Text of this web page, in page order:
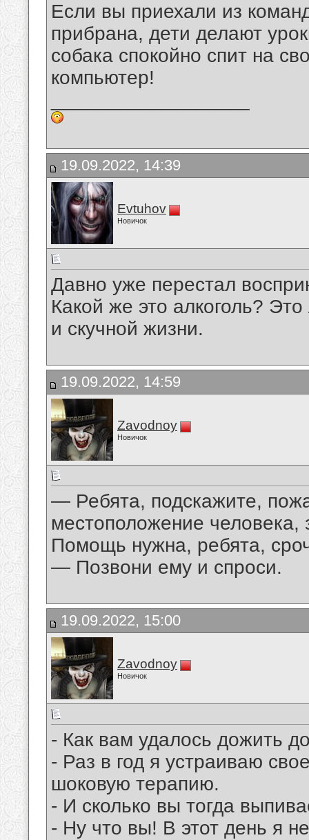
Если вы приехали из
прибрана, дети делают
собака спокойно спит на
компьютер!
19.09.2022, 14:39
Evtuhov
Новичок
Давно уже перестал
Какой же это алкоголь?
и скучной жизни.
19.09.2022, 14:59
Zavodnoy
Новичок
— Ребята, подскажите,
местоположение
Помощь нужна, ребята,
— Позвони ему и спроси.
19.09.2022, 15:00
Zavodnoy
Новичок
- Как вам удалось дожить
- Раз в год я устраиваю
шоковую терапию.
- И сколько вы тогда
- Ну что вы! В этот день я